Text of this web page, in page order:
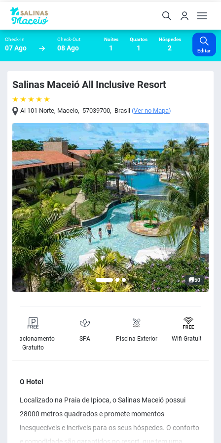
Check-In
07 Ago
Check-Out
08 Ago
Noites
1
Quartos
1
Hóspedes
2 Editar
Salinas Maceió All Inclusive Resort
Al 101 Norte, Maceio, 57039700, Brasil (Ver no Mapa)
50
Estacionamento
Gratuito
SPA Piscina Exterior Wifi Gratuito
O Hotel
Localizado na Praia de Ipioca, o Salinas Maceió possui
28000 metros quadrados e promete momentos
inesquecíveis e incríveis para os seus hóspedes. O conforto